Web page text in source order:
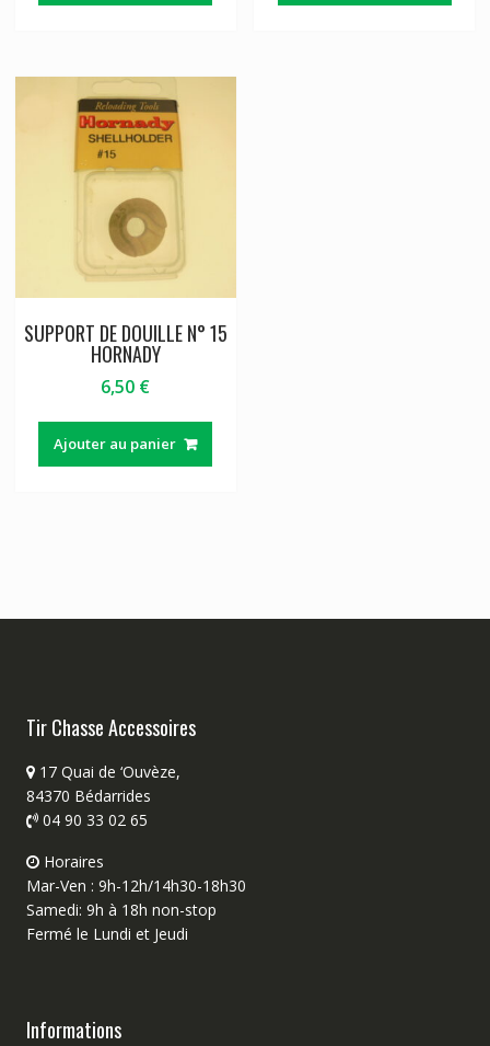
SUPPORT DE DOUILLE N° 15
HORNADY
6,50 €
Ajouter au panier
Tir Chasse Accessoires
17 Quai de ‘Ouvèze,
84370 Bédarrides
04 90 33 02 65
Horaires
Mar-Ven : 9h-12h/14h30-18h30
Samedi: 9h à 18h non-stop
Fermé le Lundi et Jeudi
Informations